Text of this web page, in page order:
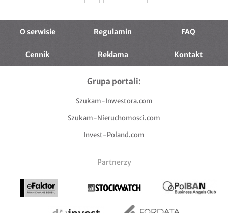
O serwisie Regulamin FAQ
Cennik Reklama Kontakt
Grupa portali:
Szukam-Inwestora.com
Szukam-Nieruchomosci.com
Invest-Poland.com
Partnerzy